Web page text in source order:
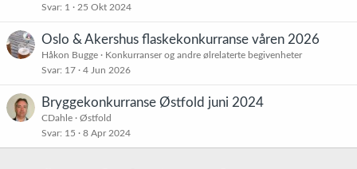
Svar 1 25 Okt 2024
Oslo & Akershus flaskekonkurranse våren 2026
Håkon Bugge
Konkurranser og andre ølrelaterte begivenheter
Svar 17 4 Jun 2026
Bryggekonkurranse Østfold juni 2024
CDahle
Østfold
Svar 15 8 Apr 2024